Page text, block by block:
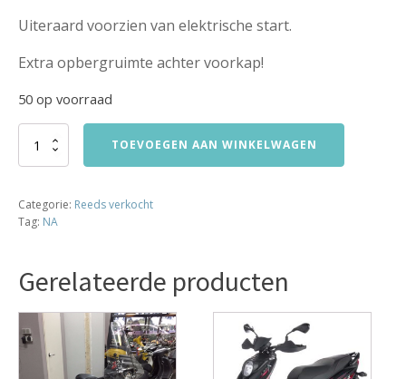
Uiteraard voorzien van elektrische start.
Extra opbergruimte achter voorkap!
50 op voorraad
Peugot
Vivacity
2
KM
TOEVOEGEN AAN WINKELWAGEN
Categorie: Reeds verkocht
Tag: NA
Gerelateerde producten
product
heeft